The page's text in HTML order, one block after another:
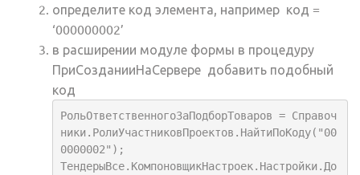
определите код элемента, например код =
‘000000002’
в расширении модуле формы в процедуру
ПриСозданииНаСервере добавить подобный
код
РольОтветственногоЗаПодборТоваров = Справоч
ники.РолиУчастниковПроектов.НайтиПоКоду("00
0000002");
ТендерыВсе.КомпоновщикНастроек.Настройки.До